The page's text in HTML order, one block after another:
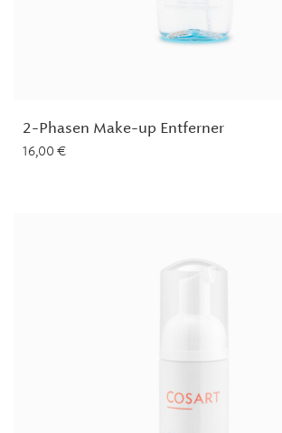
2-Phasen Make-up Entferner
16,00 €